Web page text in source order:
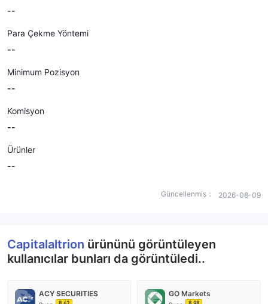
--
Para Çekme Yöntemi
--
Minimum Pozisyon
--
Komisyon
--
Ürünler
--
Güncellenmiş： 2026-08-09
Capitalaltrion ürününü görüntüleyen
kullanıcılar bunları da görüntüledi..
ACY SECURITIES GO Markets